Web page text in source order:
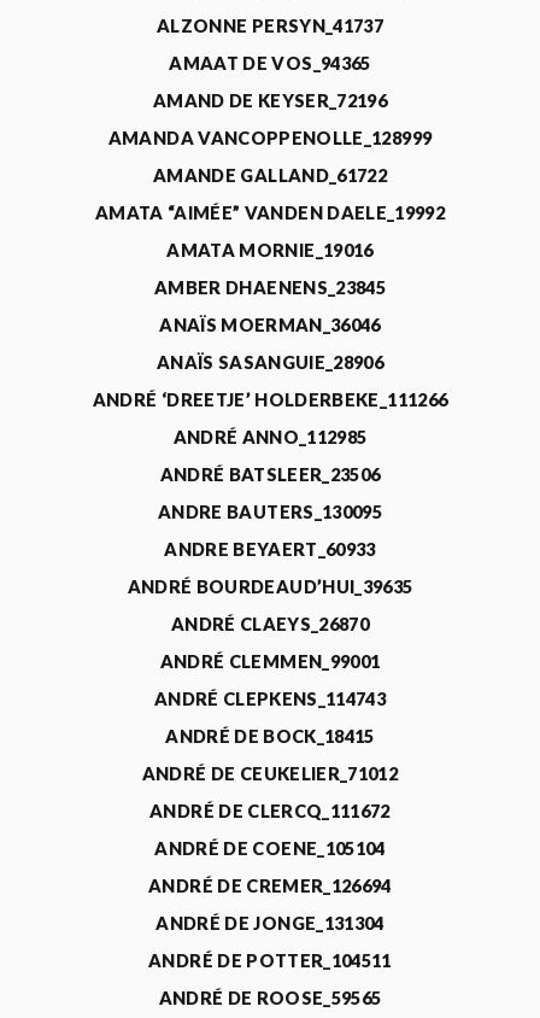
ALZONNE PERSYN_41737
AMAAT DE VOS_94365
AMAND DE KEYSER_72196
AMANDA VANCOPPENOLLE_128999
AMANDE GALLAND_61722
AMATA “AIMÉE” VANDEN DAELE_19992
AMATA MORNIE_19016
AMBER DHAENENS_23845
ANAÏS MOERMAN_36046
ANAÏS SASANGUIE_28906
ANDRÉ ‘DREETJE’ HOLDERBEKE_111266
ANDRÉ ANNO_112985
ANDRÉ BATSLEER_23506
ANDRE BAUTERS_130095
ANDRE BEYAERT_60933
ANDRÉ BOURDEAUD’HUI_39635
ANDRÉ CLAEYS_26870
ANDRÉ CLEMMEN_99001
ANDRÉ CLEPKENS_114743
ANDRÉ DE BOCK_18415
ANDRÉ DE CEUKELIER_71012
ANDRÉ DE CLERCQ_111672
ANDRÉ DE COENE_105104
ANDRÉ DE CREMER_126694
ANDRÉ DE JONGE_131304
ANDRÉ DE POTTER_104511
ANDRÉ DE ROOSE_59565